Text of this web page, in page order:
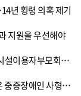
년 횡령 의혹 제기
지원을 우선해야
“탈시설이 자립의 전제일 수 없다” 장애인거주시설이용자부모회, 시설 선택권 보장 촉구
장애인거주시설이용자부모회 “탈시설지원법은 중증장애인 사형선고”…즉각 폐기 촉구